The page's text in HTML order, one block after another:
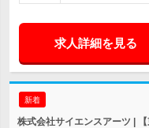
求人詳細を見る
新着
株式会社サイエンスアーツ |